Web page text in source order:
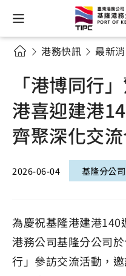
港務快訊 最新
「港博同行
港喜迎建港
齊聚深化交
2026-06-04 基隆分公司
為慶祝基隆港建港140
港務公司基隆分公司
行」參訪交流活動，